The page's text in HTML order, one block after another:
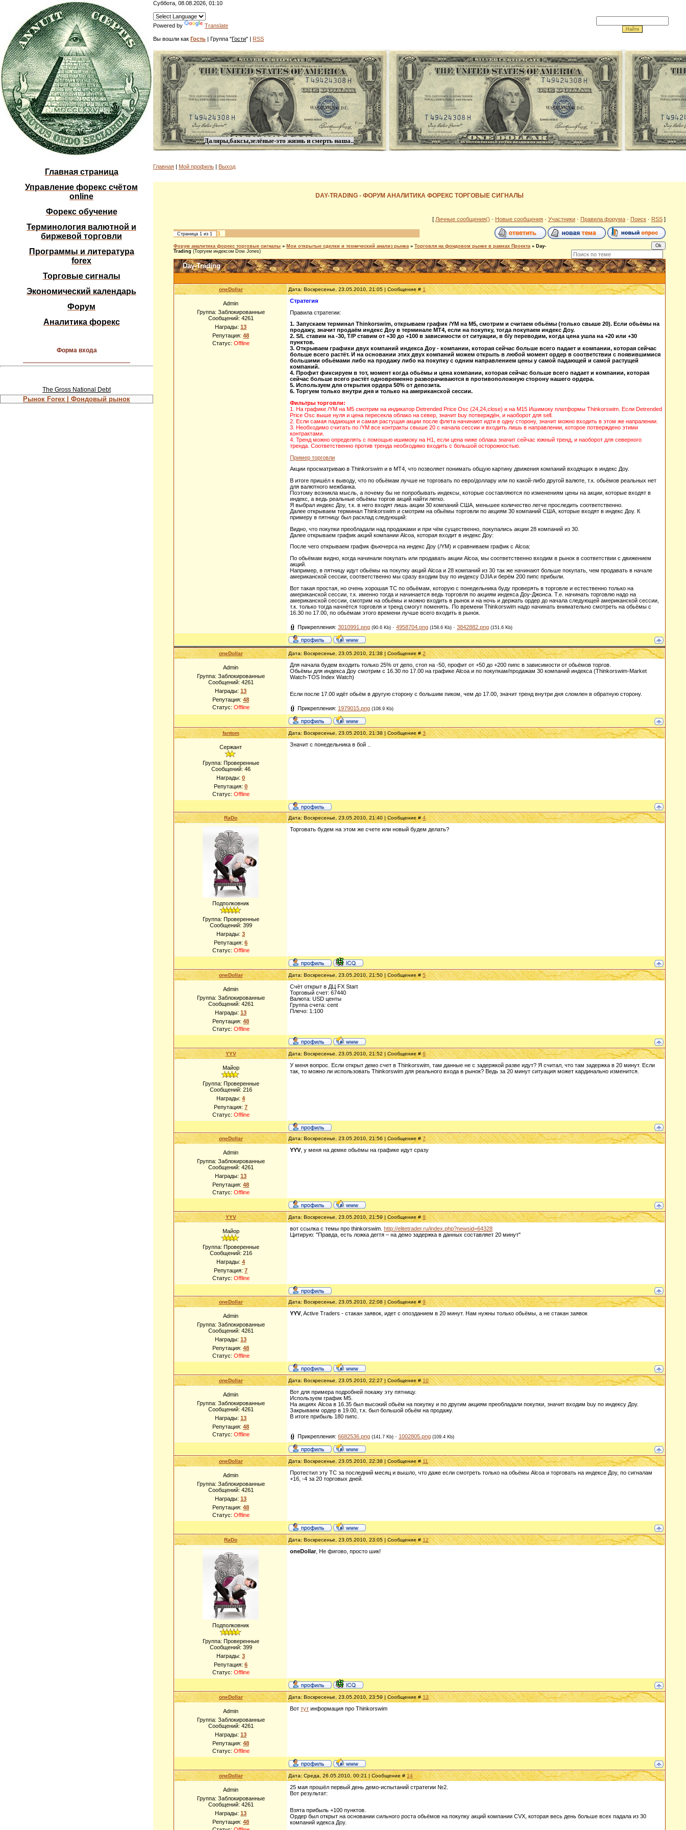
Главная страница
Управление форекс счётом
online
Форекс обучение
Терминология валютной и
биржевой торговли
Программы и литература
forex
Торговые сигналы
Экономический календарь
Форум
Аналитика форекс
Форма входа
The Gross National Debt
Рынок Forex | Фондовый рынок
Суббота, 08.08.2026, 01:10
Powered by Translate
Вы вошли как Гость | Группа "Гости" | RSS
Даляры,баксы,зелёные-это жизнь и смерть наша..
Главная | Мой профиль | Выход
DAY-TRADING - ФОРУМ АНАЛИТИКА ФОРЕКС ТОРГОВЫЕ СИГНАЛЫ
[ Личные сообщения() · Новые сообщения · Участники · Правила форума · Поиск · RSS ]
Страница 1 из 1 1
Форум аналитика форекс торговые сигналы » Мои открытые сделки и технический анализ рынка » Торговля на фондовом рынке в рамках Проекта » Day-
Trading (Торгуем индексом Dow Jones)
Day-Trading
oneDollar Дата: Воскресенье, 23.05.2010, 21:05 | Сообщение #1
Admin
Группа: Заблокированные
Сообщений: 4261
Награды: 13
Репутация: 48
Статус: Offline
Стратегия
Правила стратегии:
1. Запускаем терминал Thinkorswim, открываем график /YM на М5, смотрим и считаем обьёмы (только свыше 20). Если обьёмы на
продажу, значит продаём индекс Доу в терминале МТ4, если на покупку, тогда покупаем индекс Доу.
2. S/L ставим на -30, Т/Р ставим от +30 до +100 в зависимости от ситуации, в б/у переводим, когда цена ушла на +20 или +30
пунктов.
3. Открываем графики двух компаний индекса Доу - компании, которая сейчас больше всего падает и компании, которая сейчас
больше всего растёт. И на основании этих двух компаний можем открыть в любой момент ордер в соответствии с появившимися
большими обьёмами либо на продажу либо на покупку с одним направлением цены у самой падающей и самой растущей
компаний.
4. Профит фиксируем в тот, момент когда обьёмы и цена компании, которая сейчас больше всего падает и компании, которая
сейчас больше всего растёт одновременно разворачиваются в противоположную сторону нашего ордера.
5. Используем для открытия ордера 50% от депозита.
6. Торгуем только внутри дня и только на американской сессии.
Фильтры торговли:
1. На графике /YM на М5 смотрим на индикатор Detrended Price Osc (24,24,close) и на М15 Ишимоку платформы Thinkorswim. Если Detrended
Price Osc выше нуля и цена пересекла облако на север, значит buy потверждён, и наоборот для sell.
2. Если самая падающая и самая растущая акции после флета начинают идти в одну сторону, значит можно входить в этом же напралении.
3. Необходимо считать по /YM все контракты свыше 20 с начала сессии и входить лишь в направлении, которое потверждено этими
контрактами.
4. Тренд можно определять с помощью ишимоку на Н1, если цена ниже облака значит сейчас южный тренд, и наоборот для северного
тренда. Соответственно против тренда необходимо входить с большой осторожностью.
Пример торговли
Акции просматриваю в Thinkorswim и в МТ4, что позволяет понимать общую картину движения компаний входящих в индекс Доу.
В итоге пришёл к выводу, что по обьёмам лучше не торговать по евро/доллару или по какой-либо другой валюте, т.к. обьёмов реальных нет
для валютного межбанка.
Поэтому возникла мысль, а почему бы не попробывать индексы, которые составляются по изменениям цены на акции, которые входят в
индекс, а ведь реальные обьёмы торгов акций найти легко.
Я выбрал индекс Доу, т.к. в него входят лишь акции 30 компаний США, меньшее количество легче проследить соответственно.
Далее открываем терминал Thinkorswim и смотрим на обьёмы торговли по акциям 30 компаний США, которые входят в индекс Доу. К
примеру в пятницу был расклад следующий:
Видно, что покупки преобладали над продажами и при чём существенно, покупались акции 28 компаний из 30.
Далее открываем график акций компании Alcoa, которая входит в индекс Доу:
После чего открываем график фьючерса на индекс Доу (/YM) и сравниваем график с Alcoa:
По обьёмам видно, когда начинали покупать или продавать акции Alcoa, мы соответственно входим в рынок в соответствии с движением
акций.
Например, в пятницу идут обьёмы на покупку акций Alcoa и 28 компаний из 30 так же начинают больше покупать, чем продавать в начале
американской сессии, соответственно мы сразу входим buy по индексу DJIA и берём 200 пипс прибыли.
Вот такая простая, но очень хорошая ТС по обьёмам, которую с понедельника буду проверять в торговле и естественно только на
американской сессии, т.к. именно тогда и начинается ведь торговля по акциям индекса Доу-Джонса. Т.е. начинать торговлю надо на
американской сессии, смотрим на обьёмы и можно входить в рынок и на ночь и держать ордер до начала следующей американской сессии,
т.к. только тогда начнётся торговля и тренд смогут поменять. По времени Thinkorswim надо начинать внимательно смотреть на обьёмы с
16.30 по 17.00, по обьёмам этого времени лучше всего входить в рынок.
Прикрепления: 3010991.png (90.6 Kb) · 4958704.png (158.6 Kb) · 3842882.png (151.6 Kb)
oneDollar Дата: Воскресенье, 23.05.2010, 21:38 | Сообщение #2
Admin
Группа: Заблокированные
Сообщений: 4261
Награды: 13
Репутация: 48
Статус: Offline
Для начала будем входить только 25% от депо, стоп на -50, профит от +50 до +200 пипс в зависимости от обьёмов торгов.
Обьёмы для индекса Доу смотрим c 16.30 по 17.00 на графике Alcoa и по покупкам/продажам 30 компаний индекса (Thinkorswim-Market
Watch-TOS Index Watch)
Если после 17.00 идёт обьём в другую сторону с большим пиком, чем до 17.00, значит тренд внутри дня сломлен в обратную сторону.
Прикрепления: 1979015.png (108.9 Kb)
fantom Дата: Воскресенье, 23.05.2010, 21:38 | Сообщение #3
Сержант
Группа: Проверенные
Сообщений: 46
Награды: 0
Репутация: 0
Статус: Offline
Значит с понедельника в бой ..
RaDo Дата: Воскресенье, 23.05.2010, 21:40 | Сообщение #4
Подполковник
Группа: Проверенные
Сообщений: 399
Награды: 3
Репутация: 6
Статус: Offline
Торговать будем на этом же счете или новый будем делать?
oneDollar Дата: Воскресенье, 23.05.2010, 21:50 | Сообщение #5
Admin
Группа: Заблокированные
Сообщений: 4261
Награды: 13
Репутация: 48
Статус: Offline
Счёт открыт в ДЦ FX Start
Торговый счет: 67440
Валюта: USD центы
Группа счета: cent
Плечо: 1:100
YYV Дата: Воскресенье, 23.05.2010, 21:52 | Сообщение #6
Майор
Группа: Проверенные
Сообщений: 216
Награды: 4
Репутация: 7
Статус: Offline
У меня вопрос. Если открыт демо счет в Thinkorswim, там данные не с задержкой разве идут? Я считал, что там задержка в 20 минут. Если
так, то можно ли использовать Thinkorswim для реального входа в рынок? Ведь за 20 минут ситуация может кардинально изменится.
oneDollar Дата: Воскресенье, 23.05.2010, 21:56 | Сообщение #7
Admin
Группа: Заблокированные
Сообщений: 4261
Награды: 13
Репутация: 48
Статус: Offline
YYV, у меня на демке обьёмы на графике идут сразу
YYV Дата: Воскресенье, 23.05.2010, 21:59 | Сообщение #8
Майор
Группа: Проверенные
Сообщений: 216
Награды: 4
Репутация: 7
Статус: Offline
вот ссылка с темы про thinkorswim. http://elitetrader.ru/index.php?newsid=64328
Цитирую: "Правда, есть ложка дегтя – на демо задержка в данных составляет 20 минут"
oneDollar Дата: Воскресенье, 23.05.2010, 22:08 | Сообщение #9
Admin
Группа: Заблокированные
Сообщений: 4261
Награды: 13
Репутация: 48
Статус: Offline
YYV, Active Traders - стакан заявок, идет с опозданием в 20 минут. Нам нужны только обьёмы, а не стакан заявок
oneDollar Дата: Воскресенье, 23.05.2010, 22:27 | Сообщение #10
Admin
Группа: Заблокированные
Сообщений: 4261
Награды: 13
Репутация: 48
Статус: Offline
Вот для примера подробней покажу эту пятницу.
Используем график М5.
На акциях Alcoa в 16.35 был высокий обьём на покупку и по другим акциям преобладали покупки, значит входим buy по индексу Доу.
Закрываем ордер в 19.00, т.к. был большой обьём на продажу.
В итоге прибыль 180 пипс.
Прикрепления: 6682536.png (141.7 Kb) · 1002805.png (109.4 Kb)
oneDollar Дата: Воскресенье, 23.05.2010, 22:38 | Сообщение #11
Admin
Группа: Заблокированные
Сообщений: 4261
Награды: 13
Репутация: 48
Статус: Offline
Протестил эту ТС за последний месяц и вышло, что даже если смотреть только на обьёмы Alcoa и торговать на индексе Доу, по сигналам
+16, -4 за 20 торговых дней.
RaDo Дата: Воскресенье, 23.05.2010, 23:05 | Сообщение #12
Подполковник
Группа: Проверенные
Сообщений: 399
Награды: 3
Репутация: 6
Статус: Offline
oneDollar, Не фигово, просто шик!
oneDollar Дата: Воскресенье, 23.05.2010, 23:59 | Сообщение #13
Admin
Группа: Заблокированные
Сообщений: 4261
Награды: 13
Репутация: 48
Статус: Offline
Вот тут информация про Thinkorswim
oneDollar Дата: Среда, 26.05.2010, 00:21 | Сообщение #14
Admin
Группа: Заблокированные
Сообщений: 4261
Награды: 13
Репутация: 48
25 мая прошёл первый день демо-испытаний стратегии №2.
Вот результат:
Взята прибыль +100 пунктов.
Ордер был открыт на основании сильного роста обьёмов на покупку акций компании CVX, которая весь день больше всех падала из 30
компаний идекса Доу.